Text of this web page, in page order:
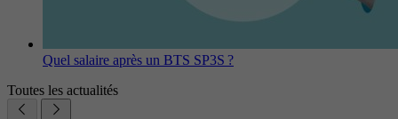
Quel salaire après un BTS SP3S ?
Toutes les actualités